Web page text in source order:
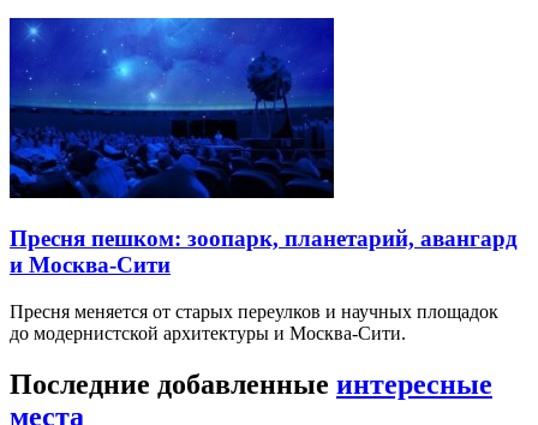
Пресня пешком: зоопарк, планетарий, авангард
и Москва-Сити
Пресня меняется от старых переулков и научных площадок
до модернистской архитектуры и Москва-Сити.
Последние добавленные интересные
места